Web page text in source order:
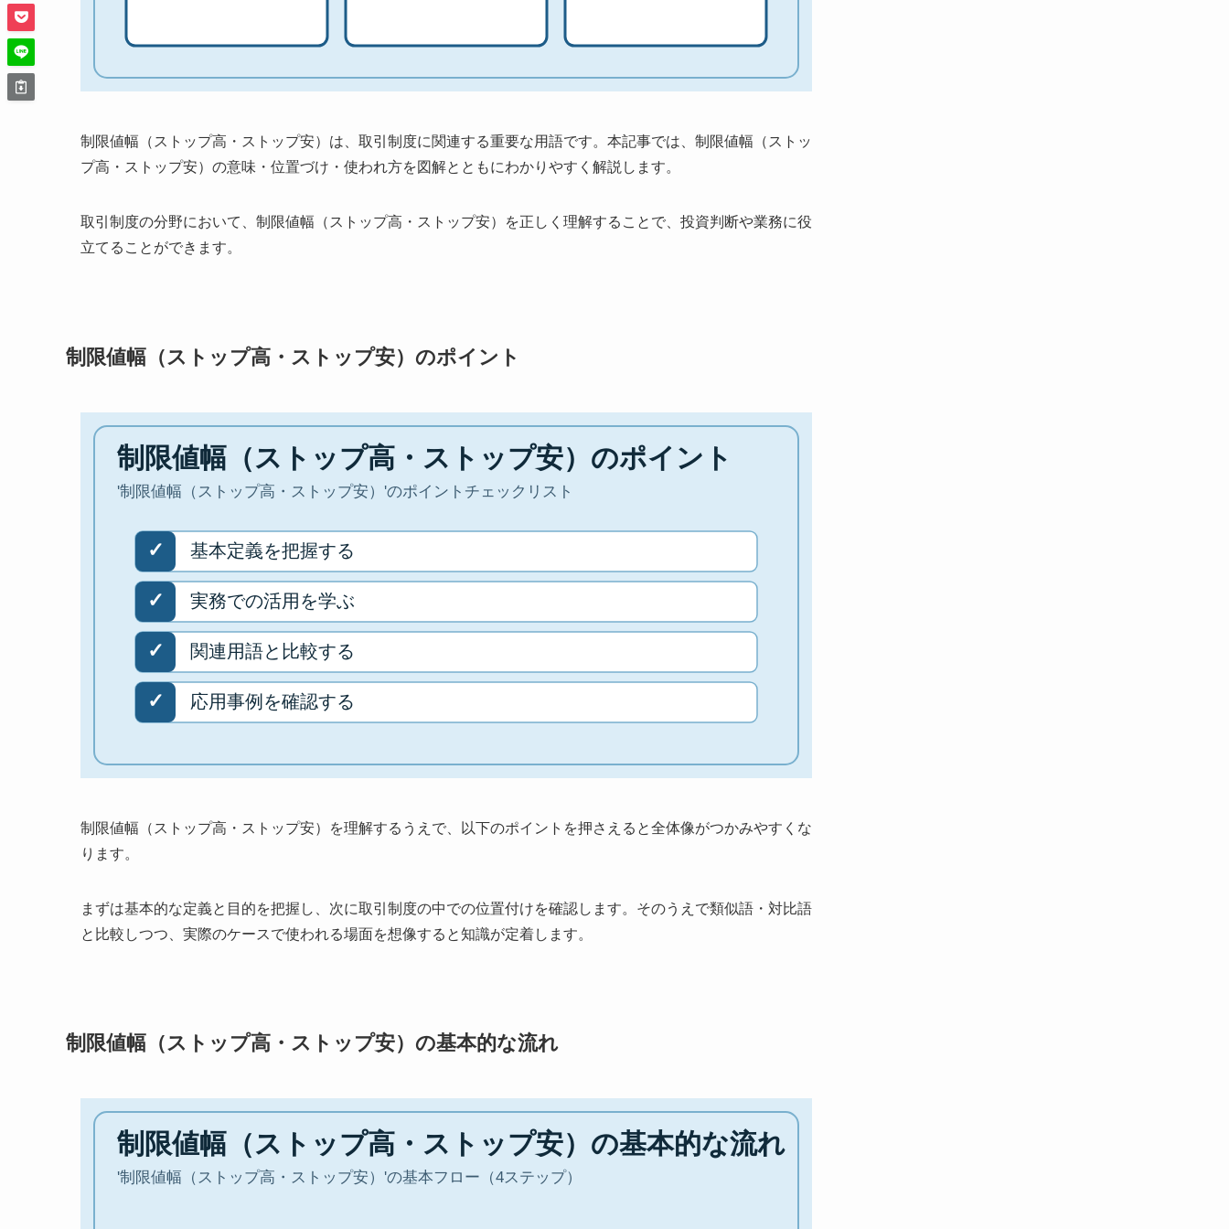
制限値幅（ストップ高・ストップ安）は、取引制度に関連する重要な用語です。本記事では、制限値幅（ストッ
プ高・ストップ安）の意味・位置づけ・使われ方を図解とともにわかりやすく解説します。
取引制度の分野において、制限値幅（ストップ高・ストップ安）を正しく理解することで、投資判断や業務に役
立てることができます。
制限値幅（ストップ高・ストップ安）のポイント
制限値幅（ストップ高・ストップ安）を理解するうえで、以下のポイントを押さえると全体像がつかみやすくな
ります。
まずは基本的な定義と目的を把握し、次に取引制度の中での位置付けを確認します。そのうえで類似語・対比語
と比較しつつ、実際のケースで使われる場面を想像すると知識が定着します。
制限値幅（ストップ高・ストップ安）の基本的な流れ